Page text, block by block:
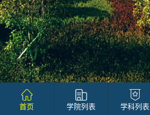
首页 学院列表 学科列表